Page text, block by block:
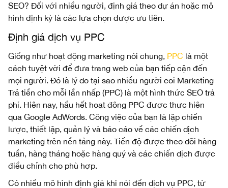
SEO? Đối với nhiều người, định giá theo dự án hoặc mô
hình định kỳ là các lựa chọn được ưu tiên.
Định giá dịch vụ PPC
Giống như hoạt động marketing nói chung, PPC là một
cách tuyệt vời để đưa trang web của bạn tiếp cận đến
mọi người. Đó là lý do tại sao nhiều người coi Marketing
Trả tiền cho mỗi lần nhấp (PPC) là một hình thức SEO trả
phí. Hiện nay, hầu hết hoạt động PPC được thực hiện
qua Google AdWords. Công việc của bạn là lập chiến
lược, thiết lập, quản lý và báo cáo về các chiến dịch
marketing trên nền tảng này. Tiến độ được theo dõi hàng
tuần, hàng tháng hoặc hàng quý và các chiến dịch được
điều chỉnh cho phù hợp.
Có nhiều mô hình định giá khi nói đến dịch vụ PPC, từ